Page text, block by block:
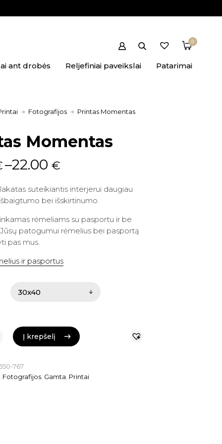
0
ant drobės Reljefiniai paveikslai Patarimai
Fotografijos Printas Momentas
Momentas
–22.00€
suteikiantis interjerui daugiau
bei išskirtinumo.
rėmeliams su pasportu ir be
patogumui rėmelius bei pasportą
pas mus.
ir pasportus
Į krepšelį
Į krepšelį
767
Fotografijos Gamta Printai